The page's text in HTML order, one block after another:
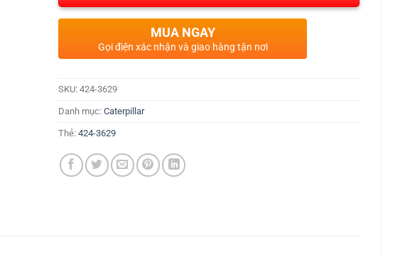
MUA NGAY
Gọi điện xác nhận và giao hàng tận nơi
SKU:424-3629
Danh mục:Caterpillar
Thẻ:424-3629